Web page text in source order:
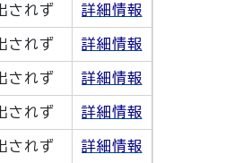
されず 詳細情報
されず 詳細情報
されず 詳細情報
されず 詳細情報
されず 詳細情報